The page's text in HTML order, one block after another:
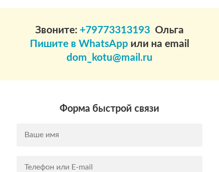
Звоните: +79773313193 Ольга
Пишите в WhatsApp или на email
dom_kotu@mail.ru
Форма быстрой связи